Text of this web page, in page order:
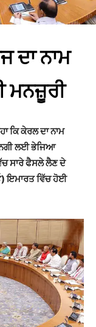
ਦਾ ਨਾਮ
ਮਨਜ਼ੂਰੀ
ਕਿ ਕੇਰਲ ਦਾ ਨਾਮ
ਲਈ ਭੇਜਿਆ
ਸਾਰੇ ਫੈਸਲੇ ਲੈਣ ਦੇ
ਇਮਾਰਤ ਵਿੱਚ ਹੋਈ